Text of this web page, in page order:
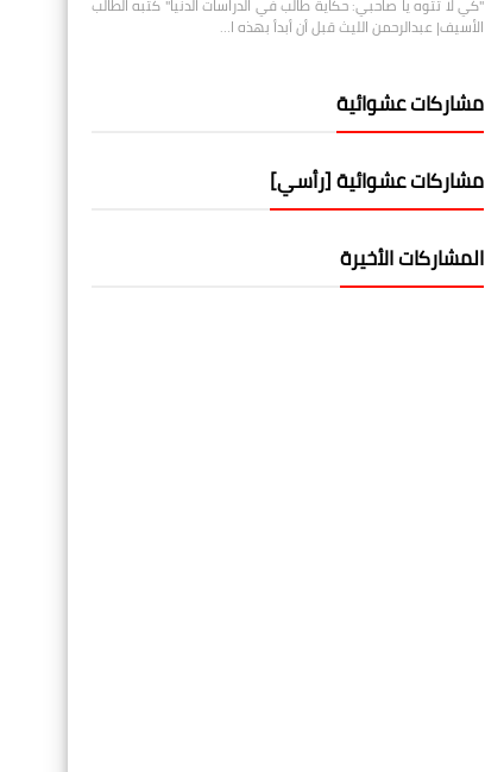
الأسيف| عبدالرحمن الليث قبل أن أبدأ بهذه ا…
مشاركات عشوائية
مشاركات عشوائية [رأسي]
المشاركات الأخيرة